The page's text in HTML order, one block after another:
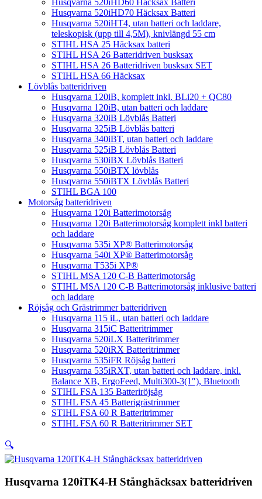
Husqvarna 520iHD60 Häcksax Batteri
Husqvarna 520iHD70 Häcksax Batteri
Husqvarna 520iHT4, utan batteri och laddare,
teleskopisk (upp till 4,5M), knivlängd 55 cm
STIHL HSA 25 Häcksax batteri
STIHL HSA 26 Batteridriven busksax
STIHL HSA 26 Batteridriven busksax SET
STIHL HSA 66 Häcksax
Lövblås batteridriven
Husqvarna 120iB, komplett inkl. BLi20 + QC80
Husqvarna 120iB, utan batteri och laddare
Husqvarna 320iB Lövblås Batteri
Husqvarna 325iB Lövblås batteri
Husqvarna 340iBT, utan batteri och laddare
Husqvarna 525iB Lövblås Batteri
Husqvarna 530iBX Lövblås Batteri
Husqvarna 550iBTX lövblås
Husqvarna 550iBTX Lövblås Batteri
STIHL BGA 100
Motorsåg batteridriven
Husqvarna 120i Batterimotorsåg
Husqvarna 120i Batterimotorsåg komplett inkl batteri
och laddare
Husqvarna 535i XP® Batterimotorsåg
Husqvarna 540i XP® Batterimotorsåg
Husqvarna T535i XP®
STIHL MSA 120 C-B Batterimotorsåg
STIHL MSA 120 C-B Batterimotorsåg inklusive batteri
och laddare
Röjsåg och Grästrimmer batteridriven
Husqvarna 115 iL, utan batteri och laddare
Husqvarna 315iC Batteritrimmer
Husqvarna 520iLX Batteritrimmer
Husqvarna 520iRX Batteritrimmer
Husqvarna 535iFR Röjsåg batteri
Husqvarna 535iRXT, utan batteri och laddare, inkl.
Balance XB, ErgoFeed, Multi300-3(1″), Bluetooth
STIHL FSA 135 Batteriröjsåg
STIHL FSA 45 Batterigrästrimmer
STIHL FSA 60 R Batteritrimmer
STIHL FSA 60 R Batteritrimmer SET
🔍
Husqvarna 120iTK4-H Stånghäcksax batteridriven